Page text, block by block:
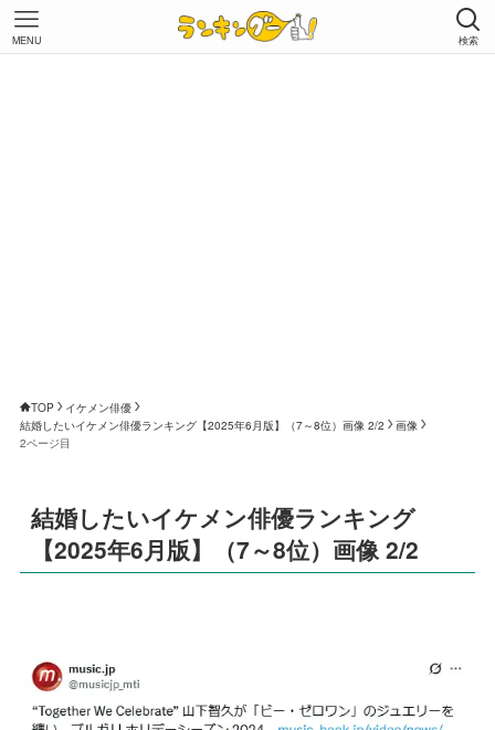
検索
MENU
TOP
イケメン俳優
結婚したいイケメン俳優ランキング【2025年6月版】（7～8位）画像 2/2
画像
2ページ目
結婚したいイケメン俳優ランキング
【2025年6月版】（7～8位）画像 2/2